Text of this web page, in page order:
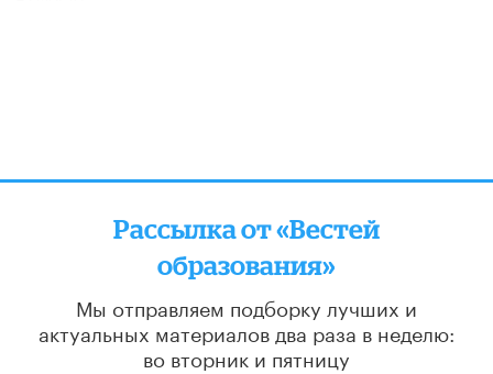
Рассылка от «Вестей
образования»
Мы отправляем подборку лучших и
актуальных материалов два раза в неделю:
во вторник и пятницу